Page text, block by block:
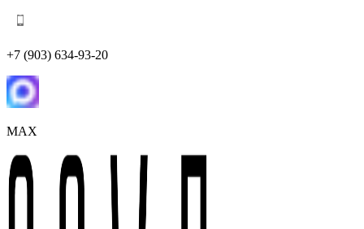
+7 (903) 634-93-20
MAX